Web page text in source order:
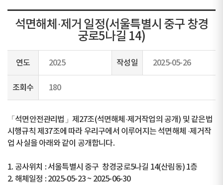
석면해체·제거 일정(서울특별시 중구 창경
궁로5나길 14)
연도 2025 작성일 2025-05-26
조회수 180
「석면안전관리법」제27조(석면해체·제거작업의 공개) 및 같은법
시행규칙 제37조에 따라 우리구에서 이루어지는 석면해체 ·제거작
업 사실을 아래와 같이 공개합니다.
1. 공사위치 : 서울특별시 중구 창경궁로5나길 14(산림동) 1층
2. 해체일정 : 2025-05-23 ~ 2025-06-30